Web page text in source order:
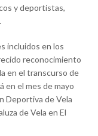
y deportistas,
incluidos en los
reconocimiento
en el transcurso de
en el mes de mayo
Deportiva de Vela
de Vela en El